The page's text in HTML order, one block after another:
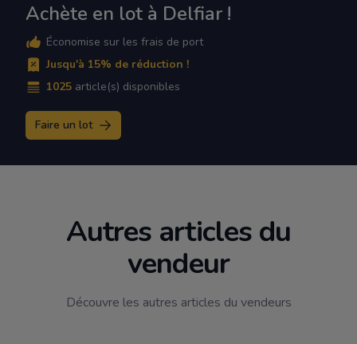
Achète en lot à Delfiar !
Économise sur les frais de port
Jusqu'à 15% de réduction !
1025 article(s) disponibles
Faire un lot
Autres articles du
vendeur
Découvre les autres articles du vendeurs